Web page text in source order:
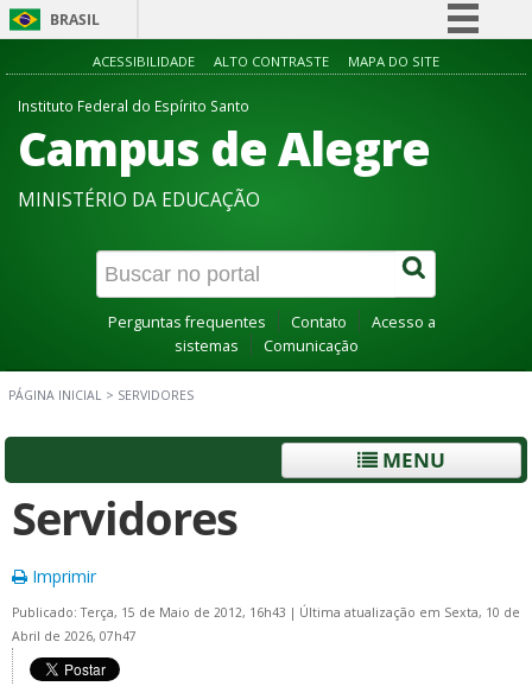
BRASIL
Simplifique!
Acesso à informação
Canais
ACESSIBILIDADE ALTO CONTRASTE MAPA DO SITE
Instituto Federal do Espírito Santo
Campus de Alegre
MINISTÉRIO DA EDUCAÇÃO
Perguntas frequentes Contato
Acesso a
sistemas
Comunicação
PÁGINA INICIAL > SERVIDORES
MENU
Servidores
Imprimir
Publicado: Terça, 15 de Maio de 2012, 16h43 | Última atualização em Sexta, 10 de
Abril de 2026, 07h47